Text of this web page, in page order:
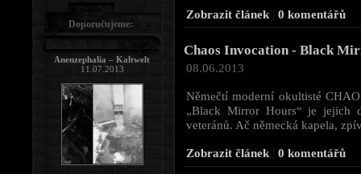
Zobrazit článek | 0 komentářů
Chaos Invocation - Black
08.06.2013
Němečtí moderní okultisté
„Black Mirror Hours“ je jejich
veteránů. Ač německá kapela,
Zobrazit článek | 0 komentářů
Doporučujeme:
Anenzephalia – Kaltwelt
11.07.2013